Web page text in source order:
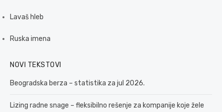
Lavaš hleb
Ruska imena
NOVI TEKSTOVI
Beogradska berza – statistika za jul 2026.
Lizing radne snage – fleksibilno rešenje za kompanije koje žele